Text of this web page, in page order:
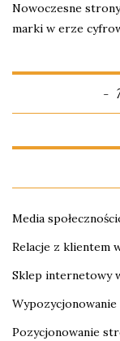
Nowoczesne
marki w erze
Media
Relacje z klientem
Sklep internetowy
Pozycjonowanie